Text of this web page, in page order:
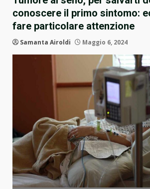
conoscere il primo sintomo:
fare particolare attenzione
Samanta Airoldi Maggio 6, 2024